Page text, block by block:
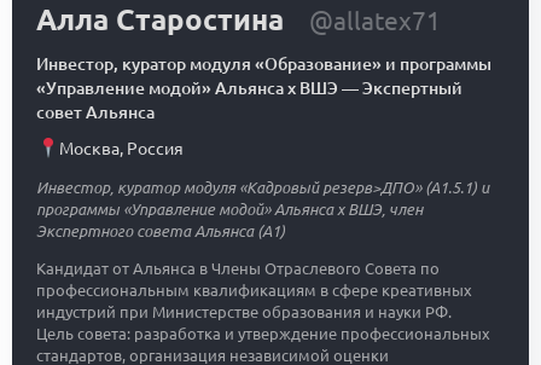
Алла Старостина @allatex71
Инвестор, куратор модуля «Образование» и программы
«Управление модой» Альянса х ВШЭ —Экспертный
совет Альянса
Москва, Россия
Инвестор, куратор модуля «Кадровый резерв>ДПО» (A1.5.1) и
программы «Управление модой» Альянса х ВШЭ, член
Экспертного совета Альянса (A1)
Кандидат от Альянса в Члены Отраслевого Совета по
профессиональным квалификациям в сфере креативных
индустрий при Министерстве образования и науки РФ.
Цель совета: разработка и утверждение профессиональных
стандартов, организация независимой оценки